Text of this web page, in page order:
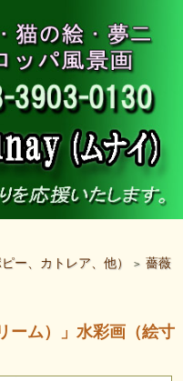
ー、カトレア、他） > 薔薇
ーム）」水彩画（絵寸